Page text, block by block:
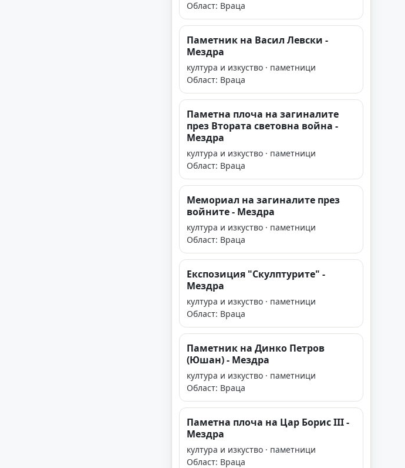
Област: Враца
Паметник на Васил Левски -
Мездра
култура и изкуство · паметници
Област: Враца
Паметна плоча на загиналите
през Втората световна война -
Мездра
култура и изкуство · паметници
Област: Враца
Мемориал на загиналите през
войните - Мездра
култура и изкуство · паметници
Област: Враца
Експозиция "Скулптурите" -
Мездра
култура и изкуство · паметници
Област: Враца
Паметник на Динко Петров
(Юшан) - Мездра
култура и изкуство · паметници
Област: Враца
Паметна плоча на Цар Борис III -
Мездра
култура и изкуство · паметници
Област: Враца